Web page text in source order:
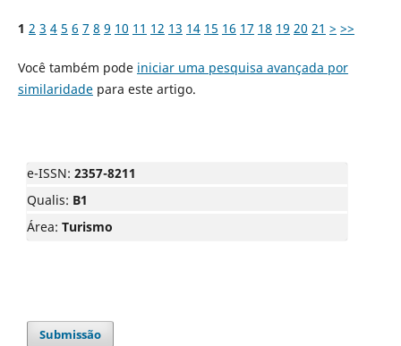
1 2 3 4 5 6 7 8 9 10 11 12 13 14 15 16 17 18 19 20 21 > >>
Você também pode iniciar uma pesquisa avançada por
similaridadepara este artigo.
e-ISSN: 2357-8211
Qualis: B1
Área: Turismo
Submissão